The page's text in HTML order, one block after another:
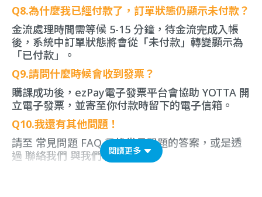
Q8.為什麼我已經付款了，訂單狀態仍顯示未付款？
金流處理時間需等候 5-15 分鐘，待金流完成入帳
後，系統中訂單狀態將會從「未付款」轉變顯示為
「已付款」。
Q9.請問什麼時候會收到發票？
購課成功後，ezPay電子發票平台會協助 YOTTA 開
立電子發票，並寄至你付款時留下的電子信箱。
Q10.我還有其他問題！
請至 常見問題 FAQ尋找常見問題的答案，或是透
過 聯絡我們 與我們聯繫！
閱讀更多